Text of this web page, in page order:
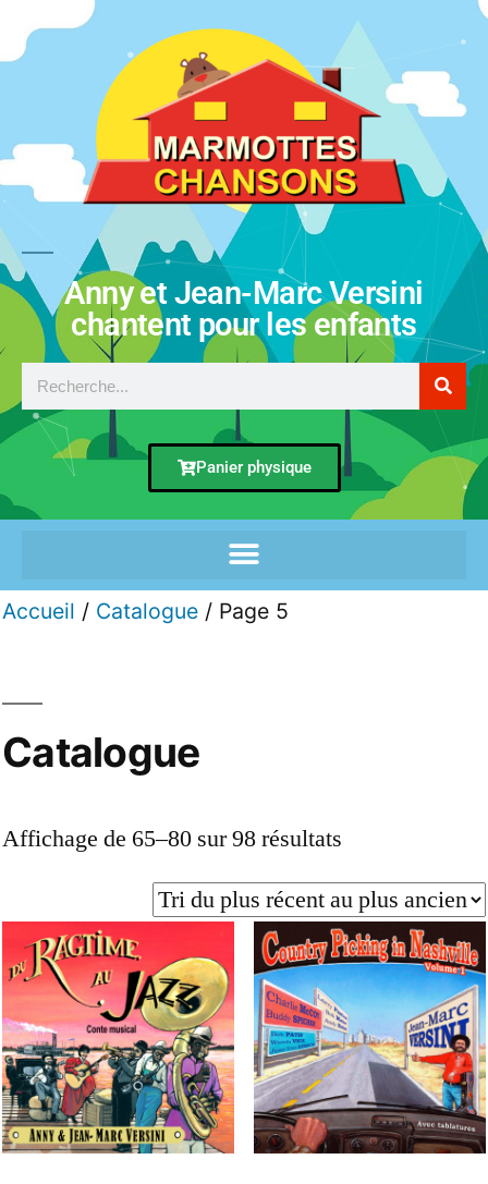
Anny et Jean-Marc Versini
chantent pour les enfants
Panier physique
Accueil / Catalogue / Page 5
Catalogue
Affichage de 65–80 sur 98 résultats